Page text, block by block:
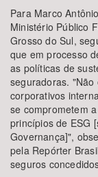
Para Marco
Ministério Público
Grosso do Sul,
que em processo
as políticas de
seguradoras.
corporativos
se comprometem
princípios de ESG
Governança]",
pela Repórter
seguros